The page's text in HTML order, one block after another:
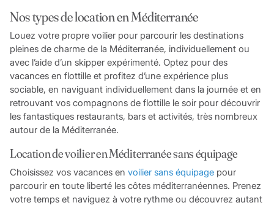
Nos types de location en Méditerranée
Louez votre propre voilier pour parcourir les destinations
pleines de charme de la Méditerranée, individuellement ou
avec l’aide d’un skipper expérimenté. Optez pour des
vacances en flottille et profitez d’une expérience plus
sociable, en naviguant individuellement dans la journée et en
retrouvant vos compagnons de flottille le soir pour découvrir
les fantastiques restaurants, bars et activités, très nombreux
autour de la Méditerranée.
Location de voilier en Méditerranée sans équipage
Choisissez vos vacances en voilier sans équipagepour
parcourir en toute liberté les côtes méditerranéennes. Prenez
votre temps et naviguez à votre rythme ou découvrez autant